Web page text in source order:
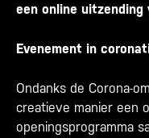
een online uitzending
Evenement in
Ondanks de Corona-
creatieve manier een
openingsprogramma